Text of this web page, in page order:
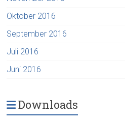
Oktober 2016
September 2016
Juli 2016
Juni 2016
Downloads